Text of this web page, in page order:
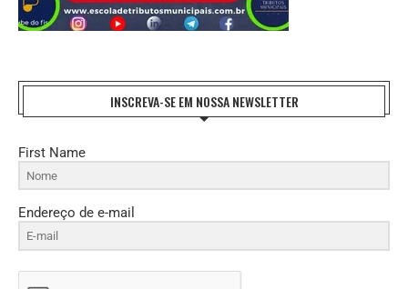
INSCREVA-SE EM NOSSA NEWSLETTER
First Name
Endereço de e-mail